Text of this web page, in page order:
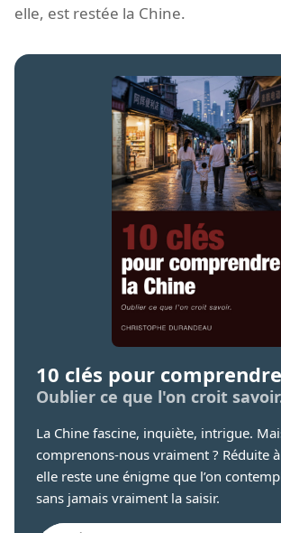
elle, est restée la Chine.
10 clés pour
Oublier ce que l'on croit
La Chine fascine, inquiète, intrigue.
comprenons-nous vraiment ? Réduite
elle reste une énigme que l’on
sans jamais vraiment la saisir.